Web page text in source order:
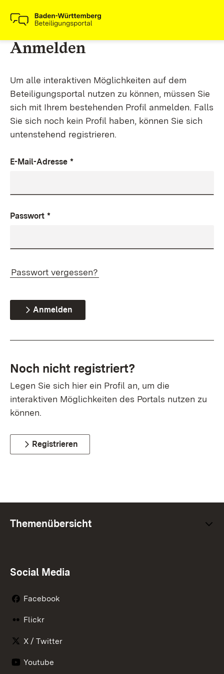
Anmelden
Um alle interaktiven Möglichkeiten auf dem
Beteiligungsportal nutzen zu können, müssen Sie
sich mit Ihrem bestehenden Profil anmelden. Falls
Sie sich noch kein Profil haben, können Sie sich
untenstehend registrieren.
E-Mail-Adresse *
Passwort *
Passwort vergessen?
Anmelden
Noch nicht registriert?
Legen Sie sich hier ein Profil an, um die
interaktiven Möglichkeiten des Portals nutzen zu
können.
Registrieren
Themenübersicht
Social Media
Facebook
Flickr
X / Twitter
Youtube